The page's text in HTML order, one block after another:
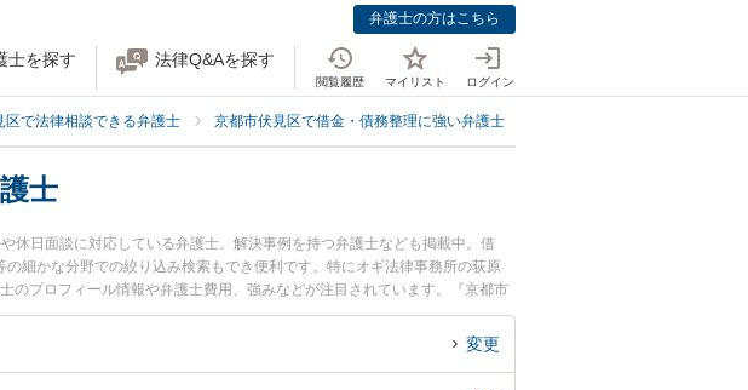
弁護士の方はこちら
士を探す 法律Q&Aを探す
閲覧履歴 マイリスト ログイン
区で法律相談できる弁護士 京都市伏見区で借金・債務整理に強い弁護士
士
休日面談に対応している弁護士、解決事例を持つ弁護士なども掲載中。借
細かな分野での絞り込み検索もでき便利です。特にオギ法律事務所の荻原
のプロフィール情報や弁護士費用、強みなどが注目されています。『京都市
銀行借り入れの債務整理のトラブル解決の実績豊富な近くの弁護士を検索し
したい』などでお困りの相談者さんにおすすめです。
変更